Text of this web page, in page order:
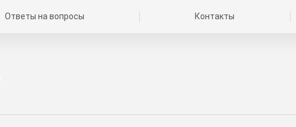
Ответы на вопросы Контакты